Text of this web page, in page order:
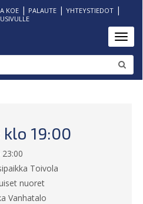
KOE| PALAUTE| YHTEYSTIEDOT|
19:00
Toivola
nuoret
Vanhatalo